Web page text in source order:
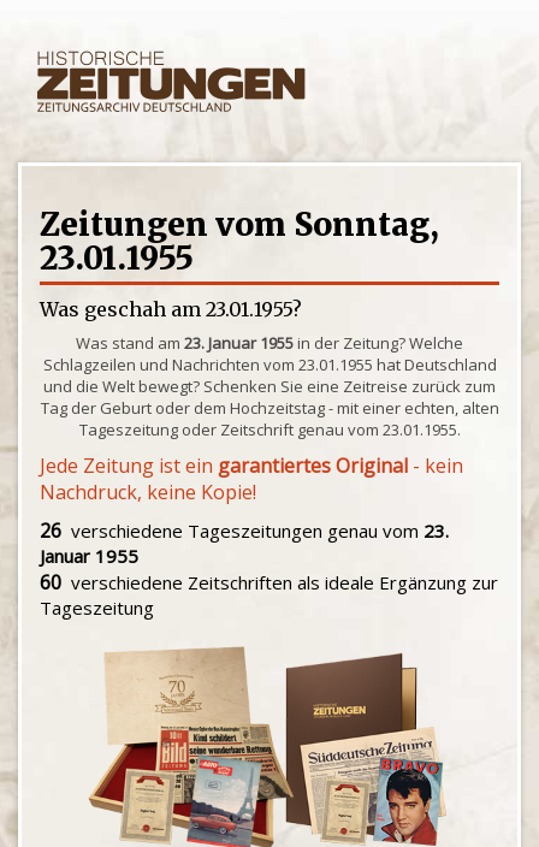
Zeitungen vom Sonntag,
23.01.1955
Was geschah am 23.01.1955?
Was stand am 23. Januar 1955in der Zeitung? Welche
Schlagzeilen und Nachrichten vom 23.01.1955 hat Deutschland
und die Welt bewegt? Schenken Sie eine Zeitreise zurück zum
Tag der Geburt oder dem Hochzeitstag - mit einer echten, alten
Tageszeitung oder Zeitschrift genau vom 23.01.1955.
Jede Zeitung ist ein garantiertes Original - kein
Nachdruck, keine Kopie!
26 verschiedene Tageszeitungen genau vom 23.
Januar 1955
60 verschiedene Zeitschriften als ideale Ergänzung zur
Tageszeitung